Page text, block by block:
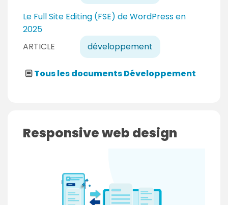
ARTICLE développement
Le Full Site Editing (FSE) de WordPress en
2025
Tous les documents Développement
Responsive web design